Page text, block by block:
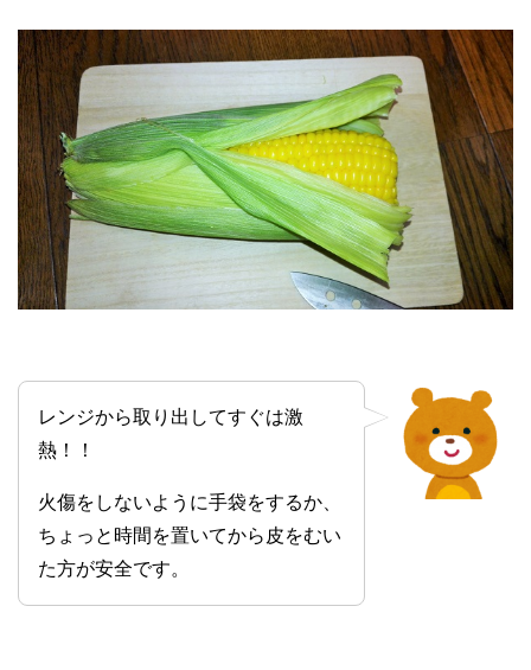
レンジから取り出してすぐは激
熱！！
火傷をしないように手袋をするか、
ちょっと時間を置いてから皮をむい
た方が安全です。